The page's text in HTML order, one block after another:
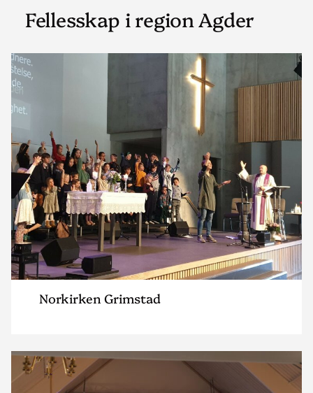
Fellesskap i region Agder
Norkirken Grimstad
article
"Norkirken
Grimstad"
Read